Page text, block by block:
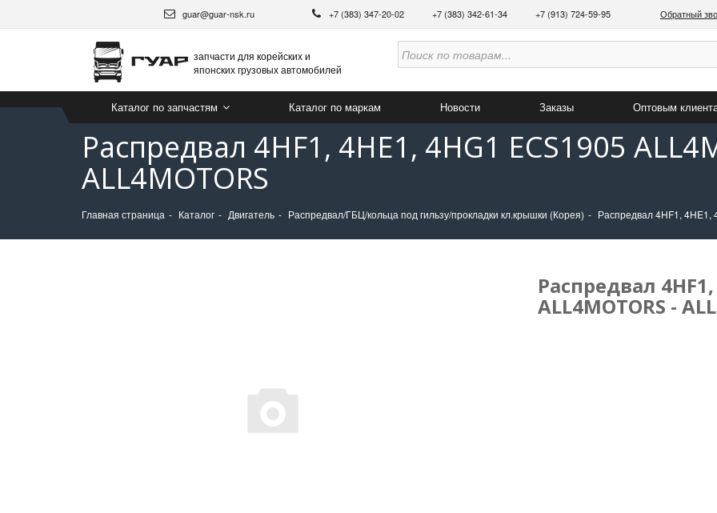
guar@guar-nsk.ru +7 (383) 347-20-02 +7 (383) 342-61-34 +7 (913) 724-59-95 Обратный
запчасти для корейских и
японских грузовых автомобилей
Каталог по запчастям Каталог по маркам Новости Заказы Оптовым
Распредвал 4HF1, 4HE1, 4HG1 ECS1905
ALL4MOTORS
Главная страница Каталог Двигатель Распредвал/ГБЦ/кольца под гильзу/прокладки кл.крышки (Корея) Распредвал 4HF1, 4HE1,
Распредвал 4HF1,
ALL4MOTORS -